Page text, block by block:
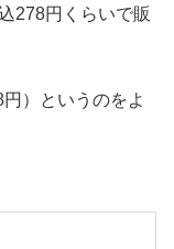
278円くらいで販
）というのをよ